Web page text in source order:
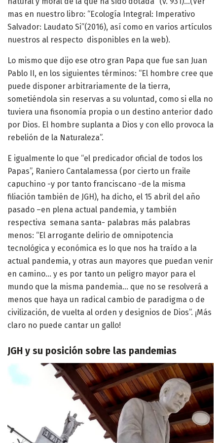
mas en nuestro libro: “Ecología Integral: Imperativo
Salvador: Laudato Si”(2016), así como en varios artículos
nuestros al respecto disponibles en la web).
Lo mismo que dijo ese otro gran Papa que fue san Juan
Pablo II, en los siguientes términos: “El hombre cree que
puede disponer arbitrariamente de la tierra,
sometiéndola sin reservas a su voluntad, como si ella no
tuviera una fisonomía propia o un destino anterior dado
por Dios. El hombre suplanta a Dios y con ello provoca la
rebelión de la Naturaleza”.
E igualmente lo que “el predicador oficial de todos los
Papas”, Raniero Cantalamessa (por cierto un fraile
capuchino -y por tanto franciscano -de la misma
filiación también de JGH), ha dicho, el 15 abril del año
pasado –en plena actual pandemia, y también
respectiva semana santa- palabras más palabras
menos: “El arrogante delirio de omnipotencia
tecnológica y económica es lo que nos ha traído a la
actual pandemia, y otras aun mayores que puedan venir
en camino… y es por tanto un peligro mayor para el
mundo que la misma pandemia… que no se resolverá a
menos que haya un radical cambio de paradigma o de
civilización, de vuelta al orden y designios de Dios”. ¡Más
claro no puede cantar un gallo!
JGH y su posición sobre las pandemias